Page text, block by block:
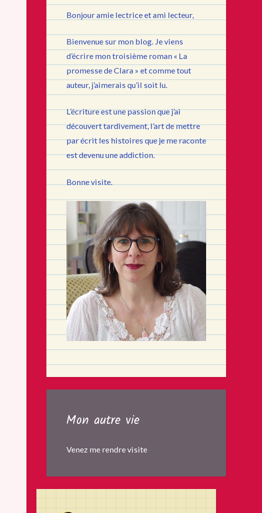
Bonjour amie lectrice et ami lecteur,
Bienvenue sur mon blog. Je viens
d’écrire mon troisième roman « La
promesse de Clara » et comme tout
auteur, j’aimerais qu’il soit lu.
L’écriture est une passion que j’ai
découvert tardivement, l’art de mettre
par écrit les histoires que je me raconte
est devenu une addiction.
Bonne visite.
Mon autre vie
Venez me rendre visite